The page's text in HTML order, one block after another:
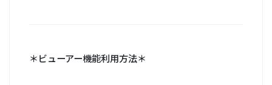
＊ビューアー機能利用方法＊